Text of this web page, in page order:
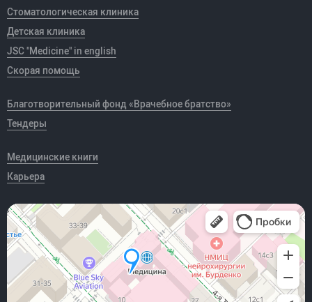
Стоматологическая клиника
Детская клиника
JSC "Medicine" in english
Скорая помощь
Благотворительный фонд «Врачебное братство»
Тендеры
Медицинские книги
Карьера